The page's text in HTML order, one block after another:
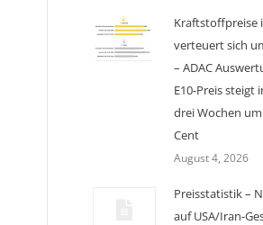
Kraftstoffpreise
verteuert sich
– ADAC
E10-Preis steigt
drei Wochen
Cent
August 4, 2026
Preisstatistik –
auf USA/Iran-